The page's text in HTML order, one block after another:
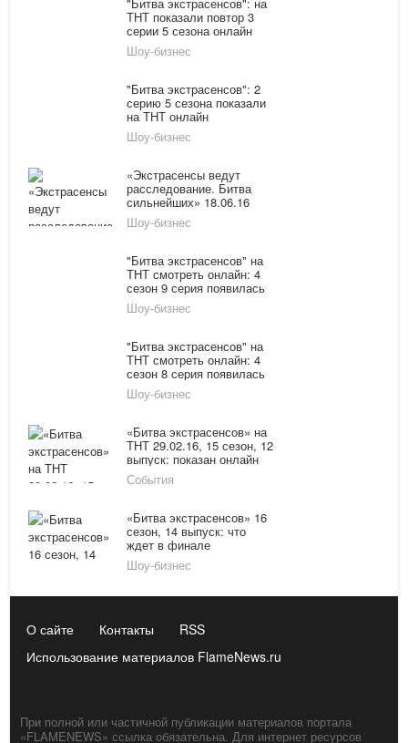
ТНТ показали повтор 3
серии 5 сезона онлайн
Шоу-бизнес
"Битва экстрасенсов": 2
серию 5 сезона показали
на ТНТ онлайн
Шоу-бизнес
«Экстрасенсы ведут
расследование. Битва
сильнейших» 18.06.16
премьера нового сезона
на ТНТ: суровая
Шоу-бизнес
"Битва экстрасенсов" на
ТНТ смотреть онлайн: 4
сезон 9 серия появилась
в сети
Шоу-бизнес
"Битва экстрасенсов" на
ТНТ смотреть онлайн: 4
сезон 8 серия появилась
в сети
Шоу-бизнес
«Битва экстрасенсов» на
ТНТ 29.02.16, 15 сезон, 12
выпуск: показан онлайн
повтор от 6 декабря 2014
года
События
«Битва экстрасенсов» 16
сезон, 14 выпуск: что
ждет в финале
участников «Битвы
экстрасенсов»?
Шоу-бизнес
О сайте Контакты
RSS
Использование материалов FlameNews.ru
При полной или частичной публикации материалов портала
«FLAMENEWS» ссылка обязательна. Для интернет ресурсов